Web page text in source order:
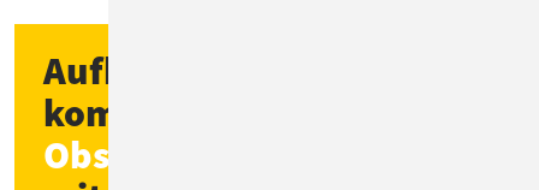
Aufbau einer
komplexen
Observability-Plattform